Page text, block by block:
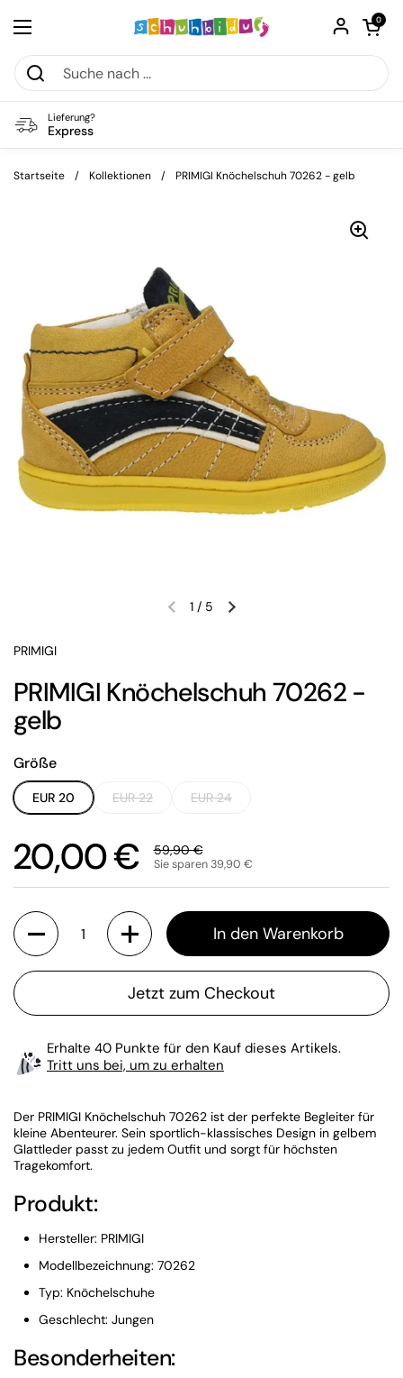
Menü öffnen
Warenkorb
0
Lieferung?
Express
Startseite / Kollektionen / PRIMIGI Knöchelschuh 70262 - gelb
Vorherige FolieNächste Folie
1 / 5
PRIMIGI
PRIMIGI Knöchelschuh 70262 -
gelb
Größe
EUR 20 EUR 22 EUR 24
Sale-Preis:
20,00 € Regulärer Preis:
59,90 €
Sie sparen 39,90 €
Anzahl
In den Warenkorb
Jetzt zum Checkout
Erhalte 40 Punkte für den Kauf dieses Artikels.
Tritt uns bei, um zu erhalten
Der PRIMIGI Knöchelschuh 70262 ist der perfekte Begleiter für
kleine Abenteurer. Sein sportlich-klassisches Design in gelbem
Glattleder passt zu jedem Outfit und sorgt für höchsten
Tragekomfort.
Produkt:
Hersteller: PRIMIGI
Modellbezeichnung: 70262
Typ: Knöchelschuhe
Geschlecht: Jungen
Besonderheiten: